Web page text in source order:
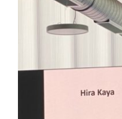
grösseres